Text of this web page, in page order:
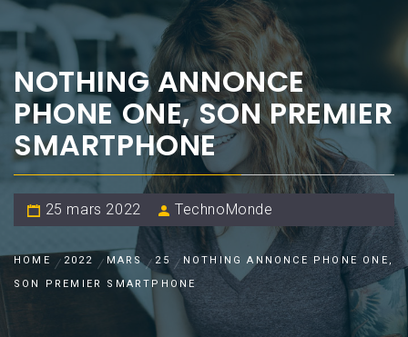
NOTHING ANNONCE
PHONE ONE, SON PREMIER
SMARTPHONE
25 mars 2022 TechnoMonde
HOME 2022 MARS 25
NOTHING ANNONCE PHONE ONE,
SON PREMIER SMARTPHONE